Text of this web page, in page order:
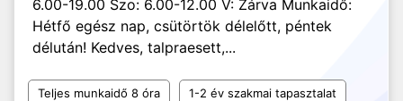
6.00-19.00 Szo: 6.00-12.00 V: Zárva Munkaidő:
Hétfő egész nap, csütörtök délelőtt, péntek
délután! Kedves, talpraesett,...
Teljes munkaidő 8 óra 1-2 év szakmai tapasztalat